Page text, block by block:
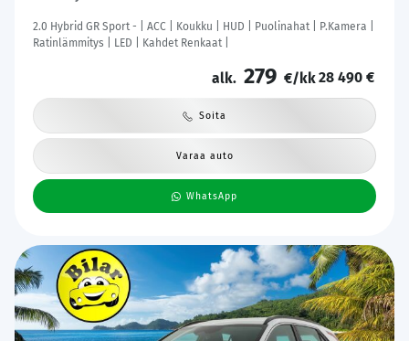
2.0 Hybrid GR Sport - | ACC | Koukku | HUD | Puolinahat | P.Kamera |
Ratinlämmitys | LED | Kahdet Renkaat |
alk. 279 €/kk28 490 €
Soita
Varaa auto
WhatsApp